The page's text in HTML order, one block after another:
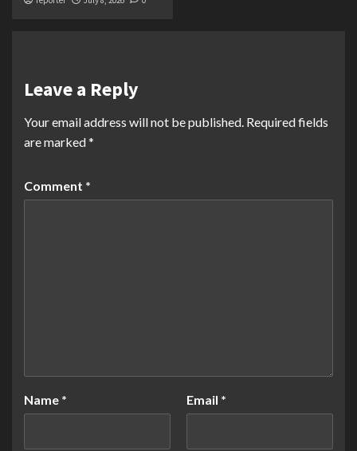
Leave a Reply
Your email address will not be published. Required fields
are marked*
Comment *
Name * Email *